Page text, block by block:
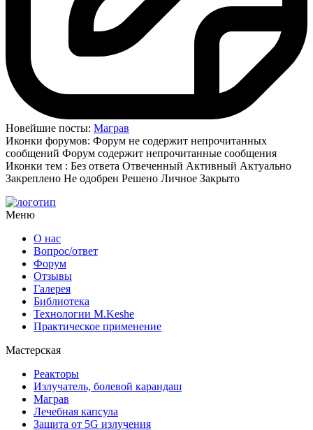
Новейшие посты: Маграв
Иконки форумов: Форум не содержит непрочитанных
сообщений Форум содержит непрочитанные сообщения
Иконки тем : Без ответа Отвеченный Активный Актуально
Закреплено Не одобрен Решено Личное Закрыто
Меню
О нас
Вопрос/ответ
Форум
Отзывы
Галерея
Библиотека
Технологии M.Keshe
Практическое применение
Мастерская
Реакторы
Излучатель, болевой карандаш
Маграв
Лечебная капсула
Защита от 5G излучения